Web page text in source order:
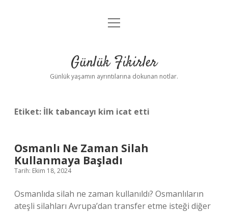
Anasayfa
Yasal Uyarı
menüyü
Günlük Fikirler
Günlük yaşamın ayrıntılarına dokunan notlar.
Etiket: İlk tabancayı kim icat etti
Osmanlı Ne Zaman Silah
Kullanmaya Başladı
Tarih: Ekim 18, 2024
Osmanlıda silah ne zaman kullanıldı? Osmanlıların
ateşli silahları Avrupa’dan transfer etme isteği diğer